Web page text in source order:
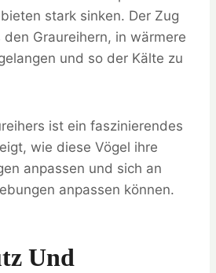
stark sinken. Der Zug
den Graureihern, in wärmere
und so der Kälte zu
ist ein faszinierendes
wie diese Vögel ihre
anpassen und sich an
anpassen können.
Und